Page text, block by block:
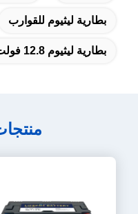
بطارية ليثيوم للقوارب
بطارية ليثيوم 12.8 فولت Lifepo4